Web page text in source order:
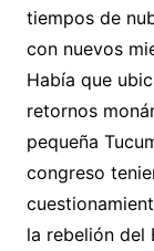
tiempos de
con nuevos
Había que
retornos
pequeña
congreso
la rebelión del